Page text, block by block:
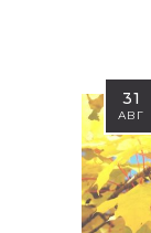
31
АВГ